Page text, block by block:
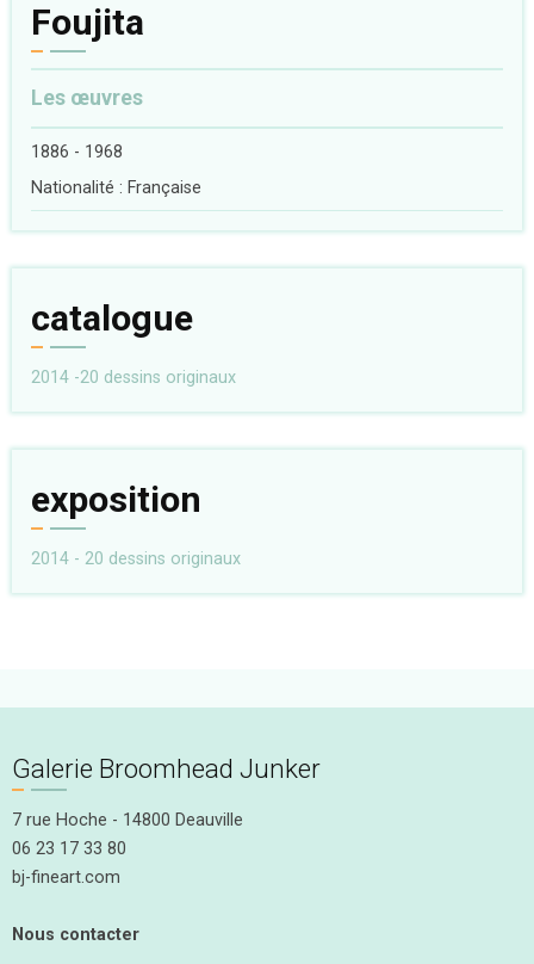
Foujita
Les œuvres
1886 - 1968
Nationalité : Française
catalogue
2014 -20 dessins originaux
exposition
2014 - 20 dessins originaux
Galerie Broomhead Junker
7 rue Hoche - 14800 Deauville
06 23 17 33 80
bj-fineart.com
Nous contacter